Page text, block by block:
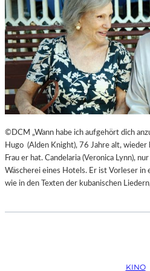
©DCM „Wann habe ich aufgehört dich
Hugo (Alden Knight), 76 Jahre alt,
Frau er hat. Candelaria (Veronica Lynn),
Wäscherei eines Hotels. Er ist Vorleser in
wie in den Texten der kubanischen
KINO